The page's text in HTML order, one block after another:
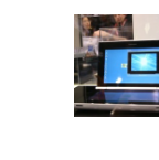
い
キン
ン樹
(黒
￥
イト
￥
回
￥